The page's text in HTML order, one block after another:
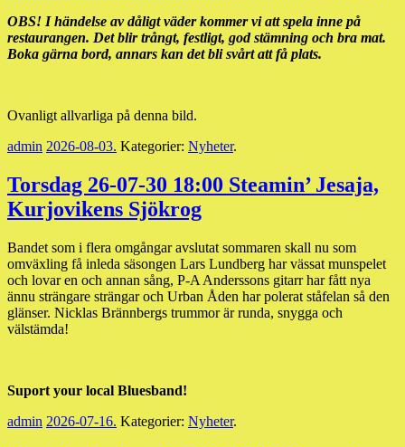
OBS! I händelse av dåligt väder kommer vi att spela inne på
restaurangen. Det blir trångt, festligt, god stämning och bra mat.
Boka gärna bord, annars kan det bli svårt att få plats.
Ovanligt allvarliga på denna bild.
admin 2026-08-03. Kategorier: Nyheter.
Torsdag 26-07-30 18:00 Steamin’ Jesaja,
Kurjovikens Sjökrog
Bandet som i flera omgångar avslutat sommaren skall nu som
omväxling få inleda säsongen Lars Lundberg har vässat munspelet
och lovar en och annan sång, P-A Anderssons gitarr har fått nya
ännu strängare strängar och Urban Åden har polerat ståfelan så den
glänser. Nicklas Brännbergs trummor är runda, snygga och
välstämda!
Suport your local Bluesband!
admin 2026-07-16. Kategorier: Nyheter.